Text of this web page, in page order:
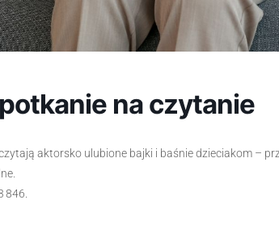
na czytanie
aktorsko ulubione bajki i baśnie dzieciakom –
846.